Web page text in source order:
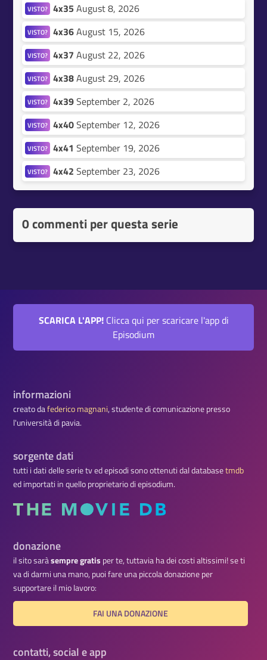
VISTO? 4x35 August 8, 2026
VISTO? 4x36August 15, 2026
VISTO? 4x37 August 22, 2026
VISTO? 4x38August 29, 2026
VISTO? 4x39September 2, 2026
VISTO? 4x40September 12, 2026
VISTO? 4x41 September 19, 2026
VISTO? 4x42 September 23, 2026
0 commenti per questa serie
SCARICA L'APP!Clicca qui per scaricare l'app di
Episodium
informazioni
creato dafederico magnani, studente di comunicazione presso
l'università di pavia.
sorgente dati
tutti i dati delle serie tv ed episodi sono ottenuti dal databasetmdb
ed importati in quello proprietario di episodium.
donazione
il sito saràsempre gratis per te, tuttavia ha dei costi altissimi! se ti
va di darmi una mano, puoi fare una piccola donazione per
supportare il mio lavoro:
FAI UNA DONAZIONE
contatti, social e app